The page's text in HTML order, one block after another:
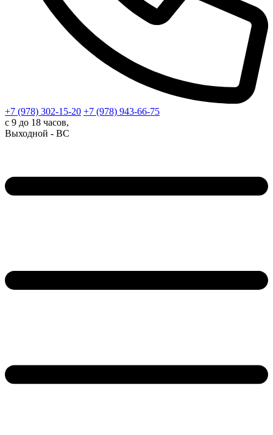
+7 (978) 302-15-20 +7 (978) 943-66-75
с 9 до 18 часов,
Выходной - ВС